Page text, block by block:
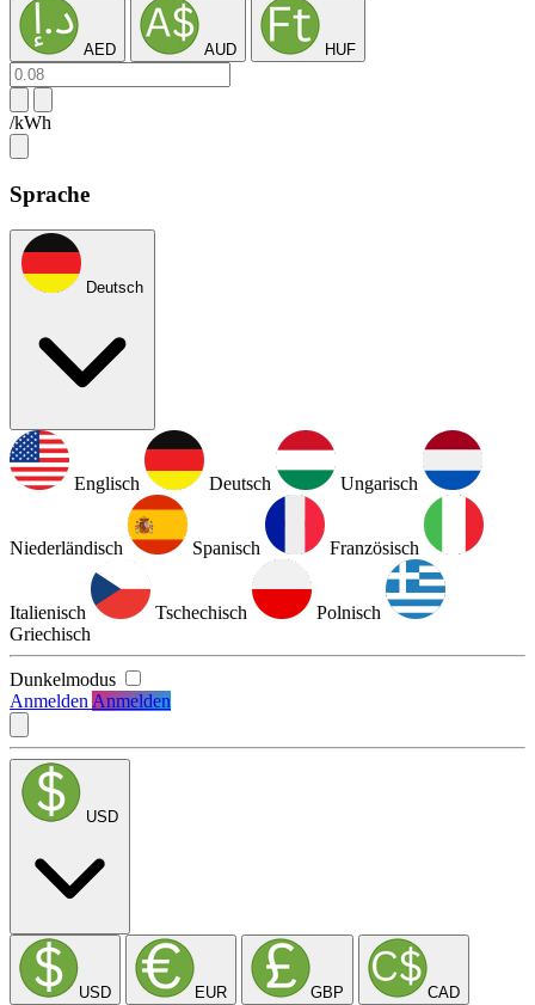
AED AUD HUF
/kWh
Sprache
Deutsch
Englisch Deutsch Ungarisch
Niederländisch Spanisch Französisch
Italienisch Tschechisch
Polnisch
Griechisch
Dunkelmodus
AnmeldenAnmelden
USD
USD EUR GBP CAD